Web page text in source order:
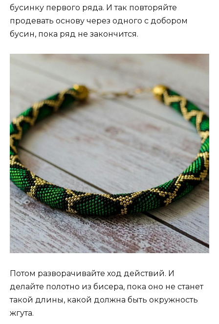
бусинку первого ряда. И так повторяйте
продевать основу через одного с добором
бусин, пока ряд не закончится.
Потом разворачивайте ход действий. И
делайте полотно из бисера, пока оно не станет
такой длины, какой должна быть окружность
жгута.